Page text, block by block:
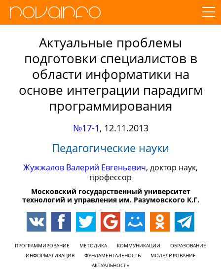
Актуальные проблемы
подготовки специалистов в
области информатики на
основе интеграции парадигм
программирования
№17-1, 12.11.2013
Педагогические науки
Жужжалов Валерий Евгеньевич, доктор наук,
профессор
Московский государственный университет
технологий и управления им. Разумовского К.Г.
ПРОГРАММИРОВАНИЕ МЕТОДИКА КОММУНИКАЦИИ
ОБРАЗОВАНИЕ
ИНФОРМАТИЗАЦИЯ
ФУНДАМЕНТАЛЬНОСТЬ
МОДЕЛИРОВАНИЕ
АКТУАЛЬНОСТЬ